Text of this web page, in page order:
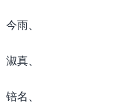
雨、
真、
名、